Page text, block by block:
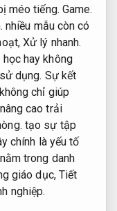
méo tiếng. Game.
nhiều mẫu còn có
Xử lý nhanh.
hay không
dụng. Sự kết
chỉ giúp
cao trải
tạo sự tập
chính là yếu tố
trong danh
giáo dục, Tiết
nghiệp.